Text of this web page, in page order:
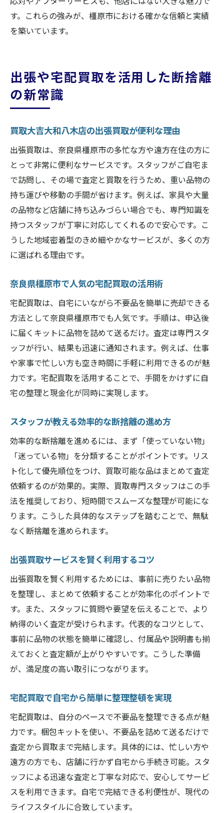
す。これらの強みが、橿原市における確かな信頼と実績
を築いています。
出張や宅配買取を活用した断捨離
の新常識
買取大吉大和八木店の出張買取が便利な理由
出張買取は、奈良県橿原市の多忙な方や遠方在住の方に
とって非常に便利なサービスです。スタッフがご自宅ま
で訪問し、その場で査定と買取を行うため、重い品物の
持ち運びや移動の手間が省けます。例えば、家具や大量
の品物など店舗に持ち込みづらい場合でも、専門知識を
持つスタッフが丁寧に対応してくれるので安心です。こ
うした地域密着型のきめ細やかなサービスが、多くの方
に選ばれる理由です。
奈良県橿原市で人気の宅配買取の活用術
宅配買取は、自宅にいながら不要品を簡単に売却できる
方法として奈良県橿原市でも人気です。手順は、申込後
に届くキットに品物を詰めて送るだけ。査定は専門スタ
ッフが行い、結果も迅速に通知されます。例えば、仕事
や家事で忙しい方も空き時間に手軽に利用できるのが魅
力です。宅配買取を活用することで、手間をかけずに自
宅の整理と現金化が同時に実現します。
スタッフが教える効率的な断捨離の進め方
効率的な断捨離を進めるには、まず「使っていない物」
「迷っている物」を分類することがポイントです。リス
ト化して優先順位をつけ、買取可能な品はまとめて査定
依頼するのが効果的。実際、買取専門スタッフはこの手
法を推奨しており、短時間でスムーズな整理が可能にな
ります。こうした具体的なステップを踏むことで、無駄
なく断捨離を進められます。
出張買取サービスを賢く利用するコツ
出張買取を賢く利用するためには、事前に売りたい品物
を整理し、まとめて依頼することが効率化のポイントで
す。また、スタッフに質問や要望を伝えることで、より
納得のいく査定が受けられます。代表的なコツとして、
事前に品物の状態を簡単に確認し、付属品や説明書も揃
えておくと査定額が上がりやすいです。こうした準備
が、満足度の高い取引につながります。
宅配買取で自宅から簡単に整理整頓を実現
宅配買取は、自分のペースで不要品を整理できる点が魅
力です。梱包キットを使い、不要品を詰めて送るだけで
査定から買取まで完結します。具体的には、忙しい方や
遠方の方でも、店舗に行かず自宅から手続き可能。スタ
ッフによる迅速な査定と丁寧な対応で、安心してサービ
スを利用できます。自宅で完結できる利便性が、現代の
ライフスタイルに合致しています。